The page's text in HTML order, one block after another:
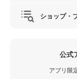
ショップ・
公式
アプリ限